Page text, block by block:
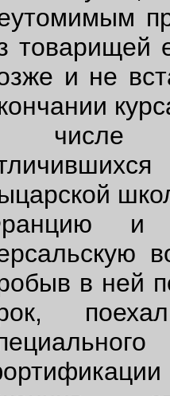
товарищей
и не
числе
и
в ней